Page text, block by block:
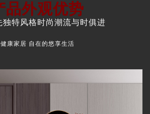
品外观优势
独特风格时尚潮流与时俱进
健康家居 自在的悠享生活